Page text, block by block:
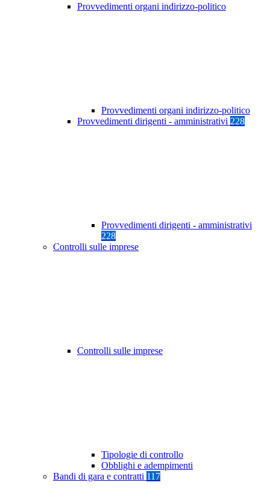
Provvedimenti organi indirizzo-politico
Provvedimenti organi indirizzo-politico
Provvedimenti dirigenti - amministrativi 228
Provvedimenti dirigenti - amministrativi
228
Controlli sulle imprese
Controlli sulle imprese
Tipologie di controllo
Obblighi e adempimenti
Bandi di gara e contratti 117